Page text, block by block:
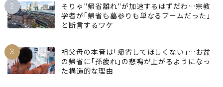
2
そりゃ"帰省離れ"が加速するはずだわ…宗教
学者が｢帰省も墓参りも単なるブームだった｣
と断言するワケ
3
祖父母の本音は｢帰省してほしくない｣…お盆
の帰省に｢孫疲れ｣の悲鳴が上がるようになっ
た構造的な理由